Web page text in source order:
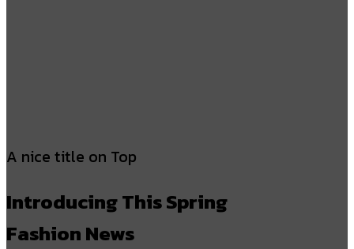
A nice title on Top
Introducing This Spring
Fashion News